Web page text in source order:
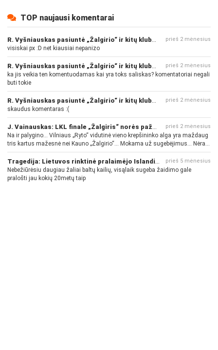
TOP naujausi komentarai
prieš 2 mėnesius
visiskai px :D net kiausiai nepanizo
prieš 2 mėnesius
ka jis veikia ten komentuodamas kai yra toks saliskas? komentatoriai negali
buti tokie
prieš 2 mėnesius
skaudus komentaras :(
prieš 2 mėnesius
Na ir palygino... Vilniaus „Ryto“ vidutinė vieno krepšininko alga yra maždaug
tris kartus mažesnė nei Kauno „Žalgirio“... Mokama už sugebėjimus... Nėra
pinigų - nėra gerų žaidėjų...
prieš 5 mėnesius
Nebežiūrėsiu daugiau žaliai baltų kailių, visąlaik sugeba žaidimo gale
pralošti jau kokių 20metų taip